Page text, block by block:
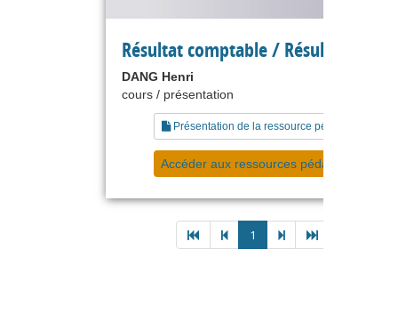
Résultat comptable / Résultat fiscal
DANG Henri
cours / présentation
Présentation de la ressource pédagogique
Accéder aux ressources pédagogiques
1